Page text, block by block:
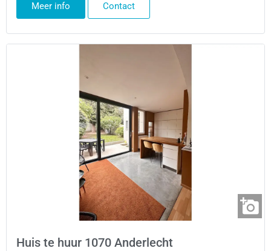
Meer info Contact
Huis te huur 1070 Anderlecht